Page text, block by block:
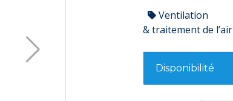
Ventilation
& traitement de l’air
Disponibilité